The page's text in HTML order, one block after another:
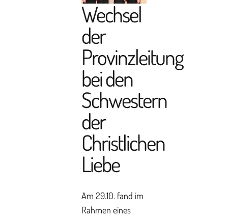
Wechsel
der
Provinzleitung
bei den
Schwestern
der
Christlichen
Liebe
Am 29.10. fand im
Rahmen eines